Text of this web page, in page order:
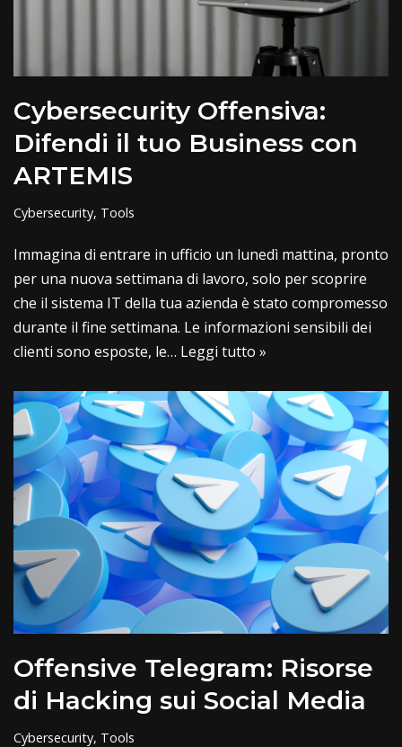
Cybersecurity Offensiva:
Difendi il tuo Business con
ARTEMIS
Cybersecurity, Tools
Immagina di entrare in ufficio un lunedì mattina, pronto
per una nuova settimana di lavoro, solo per scoprire
che il sistema IT della tua azienda è stato compromesso
durante il fine settimana. Le informazioni sensibili dei
clienti sono esposte, le… Leggi tutto »
Offensive Telegram: Risorse
di Hacking sui Social Media
Cybersecurity, Tools